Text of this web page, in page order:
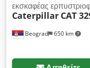
Beograd 650 km
εκσκαφέας
Caterpillar CAT